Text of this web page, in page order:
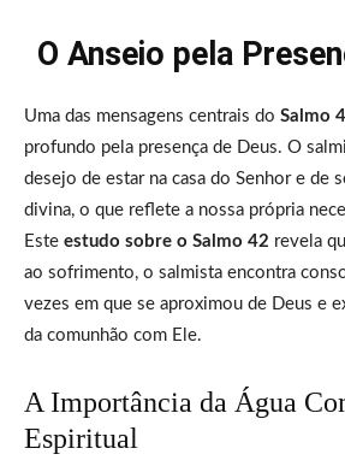
O Anseio pela
Uma das mensagens centrais do Salmo
profundo pela presença de Deus. O
desejo de estar na casa do Senhor e de
divina, o que reflete a nossa própria
Este estudo sobre o Salmo 42 revela
ao sofrimento, o salmista encontra
vezes em que se aproximou de Deus e
da comunhão com Ele.
A Importância da Água
Espiritual